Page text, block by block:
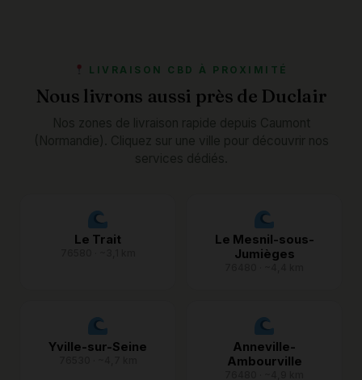
LIVRAISON CBD À PROXIMITÉ
Nous livrons aussi près de Duclair
Nos zones de livraison rapide depuis Caumont
(Normandie). Cliquez sur une ville pour découvrir nos
services dédiés.
Le Trait
Le Mesnil-sous-
Jumièges
Yville-sur-Seine
Anneville-
Ambourville